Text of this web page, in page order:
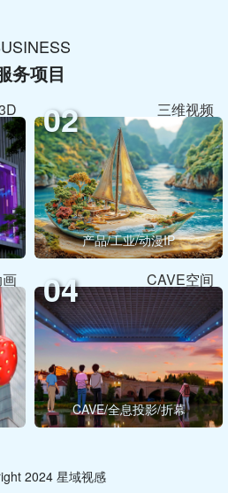
务项目
02 三维视频
产品/工业/动漫IP
04 CAVE空间
CAVE/全息投影/折幕
2024 星域视感